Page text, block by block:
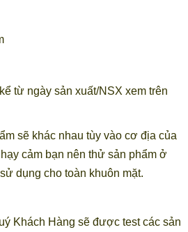
từ ngày sản xuất/NSX xem trên
sẽ khác nhau tùy vào cơ địa của
cảm bạn nên thử sản phẩm ở
dụng cho toàn khuôn mặt.
Khách Hàng sẽ được test các sản